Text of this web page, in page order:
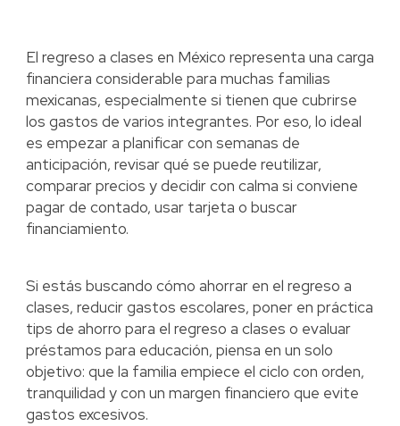
El regreso a clases en México representa una carga
financiera considerable para muchas familias
mexicanas, especialmente si tienen que cubrirse
los gastos de varios integrantes. Por eso, lo ideal
es empezar a planificar con semanas de
anticipación, revisar qué se puede reutilizar,
comparar precios y decidir con calma si conviene
pagar de contado, usar tarjeta o buscar
financiamiento.
Si estás buscando cómo ahorrar en el regreso a
clases, reducir gastos escolares, poner en práctica
tips de ahorro para el regreso a clases o evaluar
préstamos para educación, piensa en un solo
objetivo: que la familia empiece el ciclo con orden,
tranquilidad y con un margen financiero que evite
gastos excesivos.